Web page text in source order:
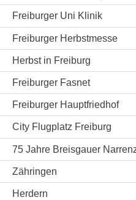
Freiburger Uni Klinik
Freiburger Herbstmesse
Herbst in Freiburg
Freiburger Fasnet
Freiburger Hauptfriedhof
City Flugplatz Freiburg
75 Jahre Breisgauer
Zähringen
Herdern